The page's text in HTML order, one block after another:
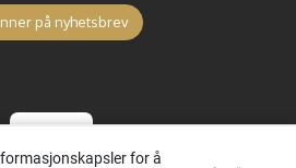
på nyhetsbrev
for å